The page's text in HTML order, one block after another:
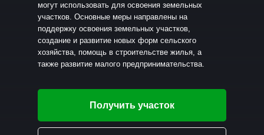
могут использовать для освоения земельных
участков. Основные меры направлены на
поддержку освоения земельных участков,
создание и развитие новых форм сельского
хозяйства, помощь в строительстве жилья, а
также развитие малого предпринимательства.
Получить участок